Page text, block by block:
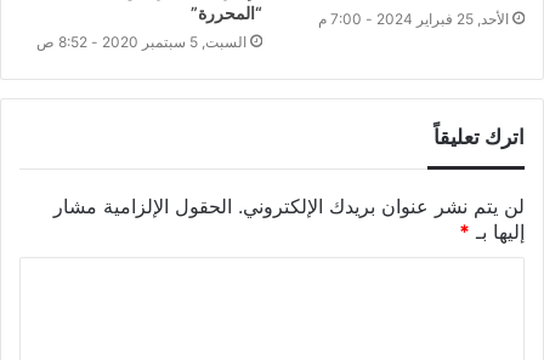
الأحد, 25 فبراير 2024 - 7:00 م
“المحررة”
السبت, 5 سبتمبر 2020 - 8:52 ص
اترك تعليقاً
لن يتم نشر عنوان بريدك الإلكتروني. الحقول الإلزامية مشار
إليها بـ *